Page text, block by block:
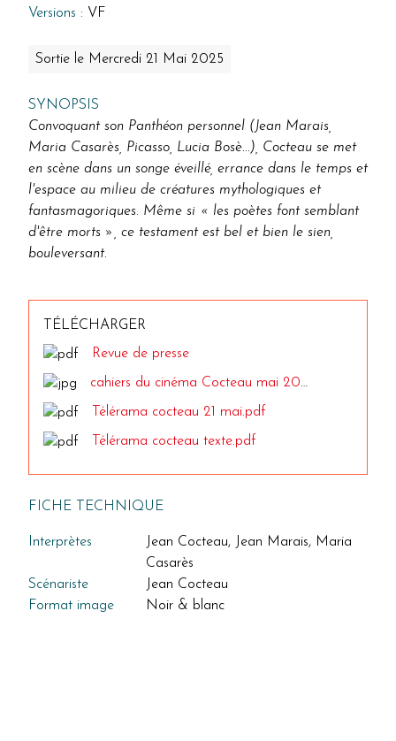
Versions : VF
Sortie le Mercredi 21 Mai 2025
SYNOPSIS
Convoquant son Panthéon personnel (Jean Marais,
Maria Casarès, Picasso, Lucia Bosè...), Cocteau se met
en scène dans un songe éveillé, errance dans le temps et
l'espace au milieu de créatures mythologiques et
fantasmagoriques. Même si « les poètes font semblant
d'être morts », ce testament est bel et bien le sien,
bouleversant.
TÉLÉCHARGER
Revue de presse
cahiers du cinéma Cocteau mai 2025
Télérama cocteau 21 mai.pdf
Télérama cocteau texte.pdf
FICHE TECHNIQUE
Interprètes
Jean Cocteau, Jean Marais, Maria
Casarès
Scénariste
Jean Cocteau
Format image
Noir & blanc